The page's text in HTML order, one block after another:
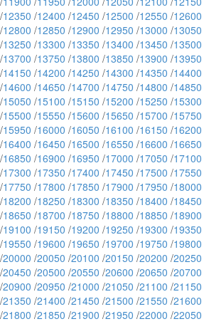
/12350 /12400 /12450 /12500 /12550 /12600
/12800 /12850 /12900 /12950 /13000 /13050
/13250 /13300 /13350 /13400 /13450 /13500
/13700 /13750 /13800 /13850 /13900 /13950
/14150 /14200 /14250 /14300 /14350 /14400
/14600 /14650 /14700 /14750 /14800 /14850
/15050 /15100 /15150 /15200 /15250 /15300
/15500 /15550 /15600 /15650 /15700 /15750
/15950 /16000 /16050 /16100 /16150 /16200
/16400 /16450 /16500 /16550 /16600 /16650
/16850 /16900 /16950 /17000 /17050 /17100
/17300 /17350 /17400 /17450 /17500 /17550
/17750 /17800 /17850 /17900 /17950 /18000
/18200 /18250 /18300 /18350 /18400 /18450
/18650 /18700 /18750 /18800 /18850 /18900
/19100 /19150 /19200 /19250 /19300 /19350
/19550 /19600 /19650 /19700 /19750 /19800
/20000 /20050 /20100 /20150 /20200 /20250
/20450 /20500 /20550 /20600 /20650 /20700
/20900 /20950 /21000 /21050 /21100 /21150
/21350 /21400 /21450 /21500 /21550 /21600
/21800 /21850 /21900 /21950 /22000 /22050